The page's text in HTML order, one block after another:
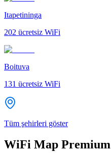
Itapetininga
202 ücretsiz WiFi
Boituva
131 ücretsiz WiFi
Tüm şehirleri göster
WiFi Map Premium